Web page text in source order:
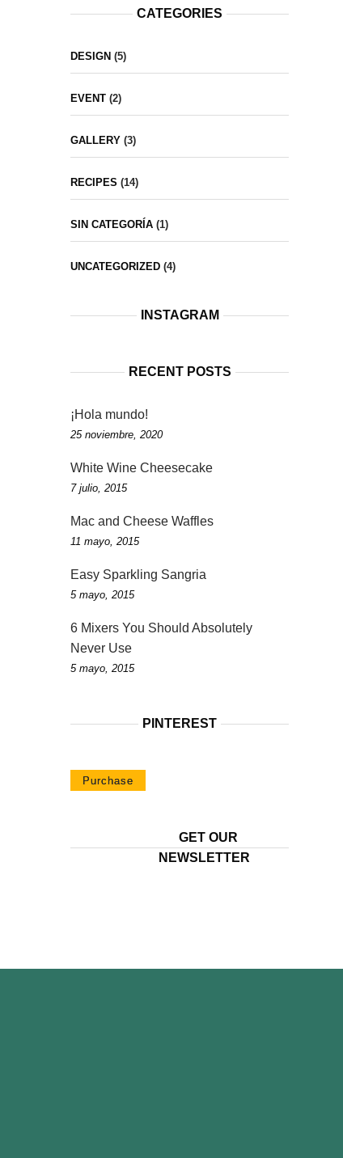
CATEGORIES
DESIGN (5)
EVENT (2)
GALLERY (3)
RECIPES (14)
SIN CATEGORÍA (1)
UNCATEGORIZED (4)
INSTAGRAM
RECENT POSTS
¡Hola mundo!
25 noviembre, 2020
White Wine Cheesecake
7 julio, 2015
Mac and Cheese Waffles
11 mayo, 2015
Easy Sparkling Sangria
5 mayo, 2015
6 Mixers You Should Absolutely
Never Use
5 mayo, 2015
PINTEREST
Purchase
GET OUR
NEWSLETTER